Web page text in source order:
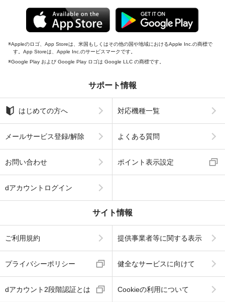
Appleのロゴ、App Storeは、米国もしくはその他の国や地域におけるApple Inc.の商標で
す。App Storeは、Apple Inc.のサービスマークです。
Google Play および Google Play ロゴは Google LLC の商標です。
サポート情報
はじめての方へ 対応機種一覧
メールサービス登録/解除 よくある質問
お問い合わせ ポイント表示設定
dアカウントログイン
サイト情報
ご利用規約 提供事業者等に関する表示
プライバシーポリシー 健全なサービスに向けて
dアカウント2段階認証とは Cookieの利用について